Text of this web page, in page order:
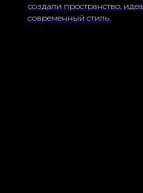
создали пространство,
современный стиль.